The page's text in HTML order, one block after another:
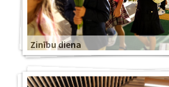
Zinību diena